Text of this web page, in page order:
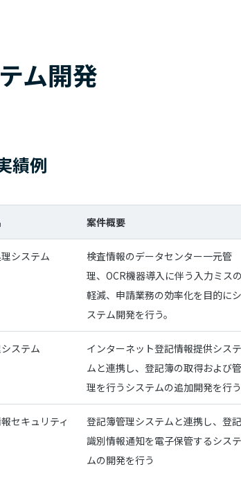
ム開発
績例
案件概要
システム
検査情報のデータセンター一元管
理、OCR機器導入に伴う入力ミスの
軽減、申請業務の効率化を目的にシ
ステム開発を行う。
ステム
インターネット登記情報提供システ
ムと連携し、登記簿の取得および管
理を行うシステムの追加開発を行う
セキュリティ
登記簿管理システムと連携し、登記
識別情報通知を電子保管するシステ
ムの開発を行う